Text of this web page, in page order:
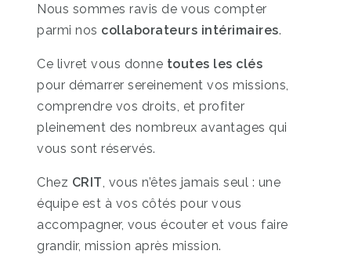
Nous sommes ravis de vous compter
parmi nos collaborateurs intérimaires.
Ce livret vous donne toutes les clés
pour démarrer sereinement vos missions,
comprendre vos droits, et profiter
pleinement des nombreux avantages qui
vous sont réservés.
Chez CRIT, vous n’êtes jamais seul : une
équipe est à vos côtés pour vous
accompagner, vous écouter et vous faire
grandir, mission après mission.